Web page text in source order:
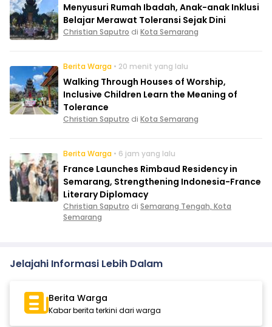
Menyusuri Rumah Ibadah, Anak-anak Inklusi
Belajar Merawat Toleransi Sejak Dini
Christian Saputro di Kota Semarang
Berita Warga • 20 menit yang lalu
Walking Through Houses of Worship,
Inclusive Children Learn the Meaning of
Tolerance
Christian Saputro di Kota Semarang
Berita Warga • 6 jam yang lalu
France Launches Rimbaud Residency in
Semarang, Strengthening Indonesia-France
Literary Diplomacy
Christian Saputro di Semarang Tengah, Kota
Semarang
Jelajahi Informasi Lebih Dalam
Berita Warga
Kabar berita terkini dari warga